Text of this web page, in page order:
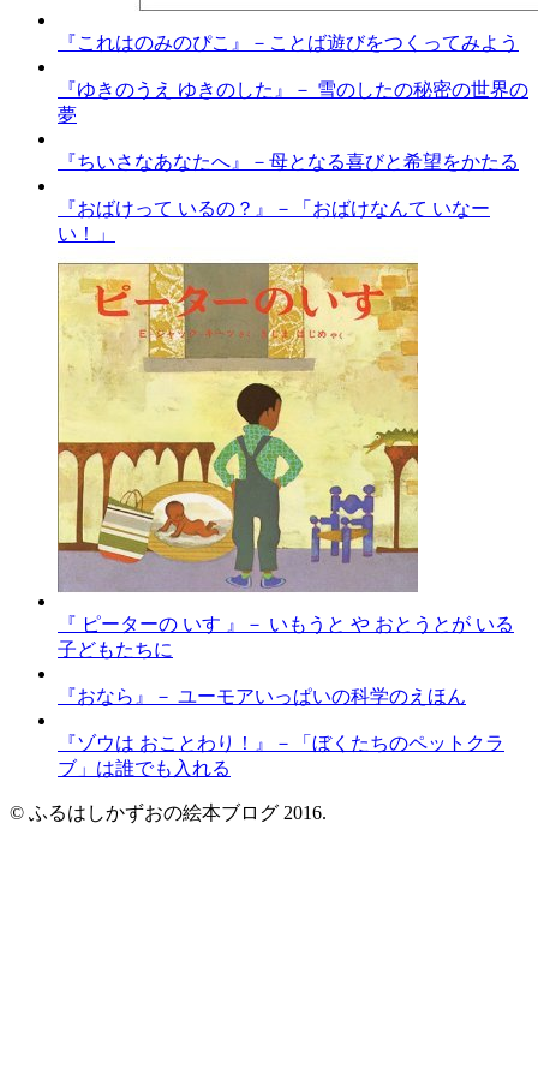
『これはのみのぴこ』－ことば遊びをつくってみよう
『ゆきのうえ ゆきのした』－ 雪のしたの秘密の世界の
夢
『ちいさなあなたへ』－母となる喜びと希望をかたる
『おばけって いるの？』－「おばけなんて いなー
い！」
『 ピーターの いす 』－ いもうと や おとうとが いる
子どもたちに
『おなら』－ ユーモアいっぱいの科学のえほん
『ゾウは おことわり！』－「ぼくたちのペットクラ
ブ」は誰でも入れる
© ふるはしかずおの絵本ブログ 2016.